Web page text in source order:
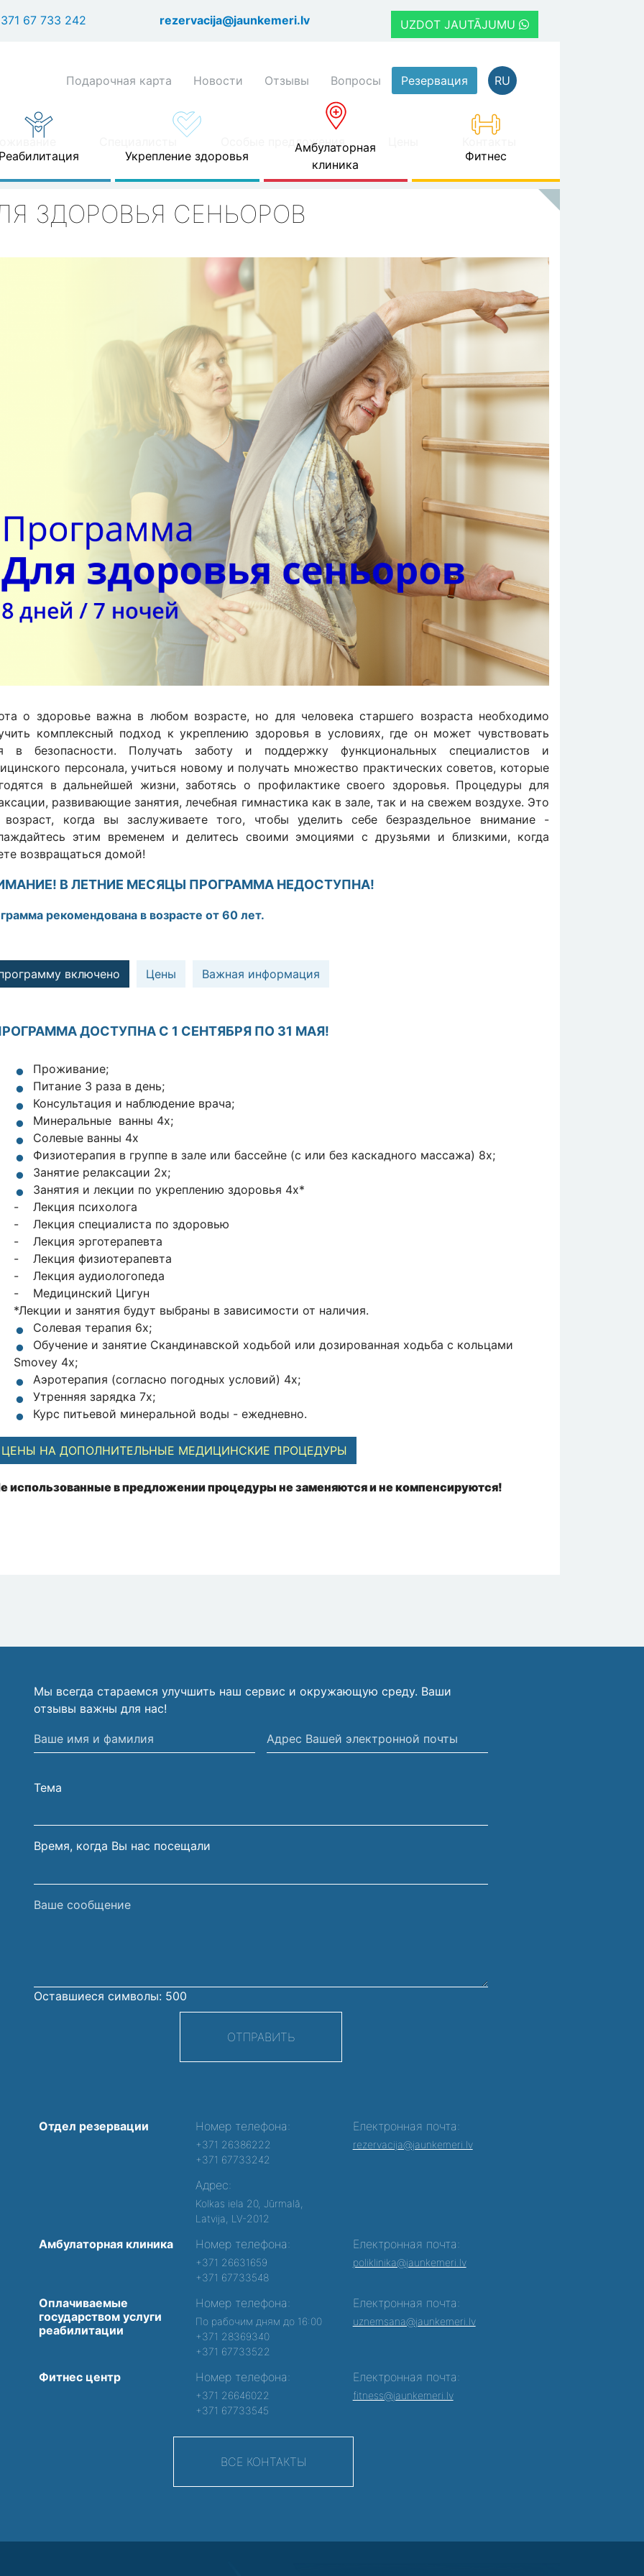
к
67 733 242 rezervacija@jaunkemeri.lv UZDOT JAUTĀJUMU
Shortcuts
Подарочная карта Новости Отзывы Вопросы Резервация RU
Особые предложения
Укрепление здоровья
Амбулаторная
клиника
Фитнес
ЗДОРОВЬЯ СЕНЬОРОВ
о здоровье важна в любом возрасте, но для человека старшего возраста необходимо
комплексный подход к укреплению здоровья в условиях, где он может чувствовать
в безопасности. Получать заботу и поддержку функциональных специалистов и
персонала, учиться новому и получать множество практических советов, которые
в дальнейшей жизни, заботясь о профилактике своего здоровья. Процедуры для
развивающие занятия, лечебная гимнастика как в зале, так и на свежем воздухе. Это
возраст, когда вы заслуживаете того, чтобы уделить себе безраздельное внимание -
этим временем и делитесь своими эмоциями с друзьями и близкими, когда
возвращаться домой!
В ЛЕТНИЕ МЕСЯЦЫ ПРОГРАММА НЕДОСТУПНА!
рекомендована в возрасте от 60 лет.
включено Цены Важная информация
ДОСТУПНА С 1 СЕНТЯБРЯ ПО 31 МАЯ!
Проживание;
Питание 3 раза в день;
Консультация и наблюдение врача;
Минеральные ванны 4x;
Cолевые ванны 4x
Физиотерапия в группе в зале или бассейне (с или без каскадного массажа) 8x;
Занятие релаксации 2x;
Занятия и лекции по укреплению здоровья 4х*
- Лекция психолога
- Лекция специалиста по здоровью
- Лекция эрготерапевта
- Лекция физиотерапевта
- Лекция аудиологопеда
- Медицинский Цигун
*Лекции и занятия будут выбраны в зависимости от наличия.
Солевая терапия 6x;
Обучение и занятие Скандинавской ходьбой или дозированная ходьба с кольцами
Smovey 4x;
Аэротерапия (согласно погодных условий) 4x;
Утренняя зарядка 7x;
Курс питьевой минеральной воды - ежедневно.
ЦЕНЫ НА ДОПОЛНИТЕЛЬНЫЕ МЕДИЦИНСКИЕ ПРОЦЕДУРЫ
использованные в предложении процедуры не заменяются и не компенсируются!
Мы всегда стараемся улучшить наш сервис и окружающую среду. Ваши
отзывы важны для нас!
Ваше
имя
фамилия
Адрес
Вашей
Тема
Время, когда Вы нас посещали
Ваше
Оставшиеся символы: 500
ОТПРАВИТЬ
Отдел резервации Номер телефона:
+371 26386222
+371 67733242
Адрес:
Kolkas iela 20, Jūrmalā,
Latvija, LV-2012
Електронная почта:
rezervacija@jaunkemeri.lv
Амбулаторная клиника Номер телефона:
+371 26631659
+371 67733548
Електронная почта:
poliklinika@jaunkemeri.lv
Оплачиваемые
государством услуги
реабилитации
Номер телефона:
По рабочим дням до 16:00
+371 28369340
+371 67733522
Електронная почта:
uznemsana@jaunkemeri.lv
Фитнес центр Номер телефона:
+371 26646022
+371 67733545
Електронная почта:
fitness@jaunkemeri.lv
ВСЕ КОНТАКТЫ